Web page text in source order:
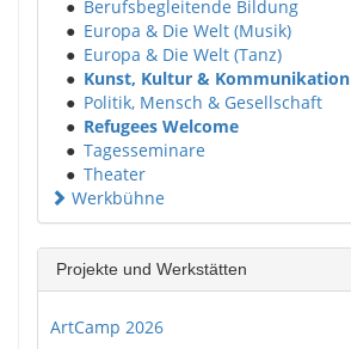
● Berufsbegleitende Bildung
● Europa & Die Welt (Musik)
● Europa & Die Welt (Tanz)
● Kunst, Kultur & Kommunikation
● Politik, Mensch & Gesellschaft
● Refugees Welcome
● Tagesseminare
● Theater
Werkbühne
Projekte und Werkstätten
ArtCamp 2026